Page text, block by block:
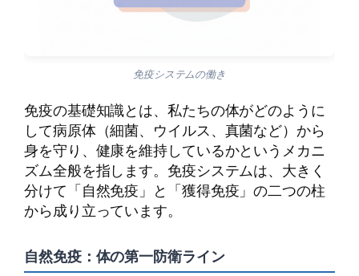
免疫システムの働き
免疫の基礎知識とは、私たちの体がどのように
して病原体（細菌、ウイルス、真菌など）から
身を守り、健康を維持しているかというメカニ
ズム全般を指します。免疫システムは、大きく
分けて「自然免疫」と「獲得免疫」の二つの柱
から成り立っています。
自然免疫：体の第一防衛ライン